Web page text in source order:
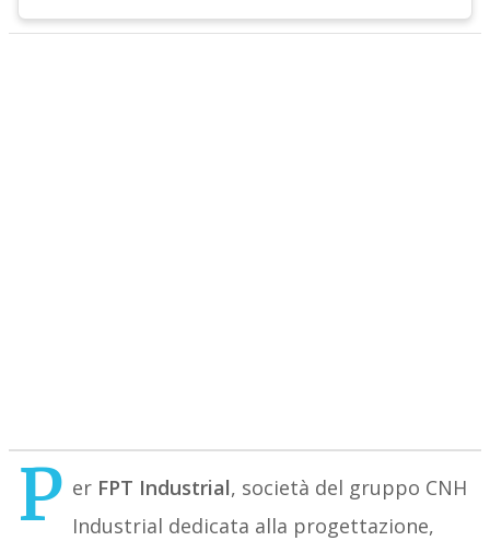
P er FPT Industrial, società del gruppo CNH
Industrial dedicata alla progettazione,